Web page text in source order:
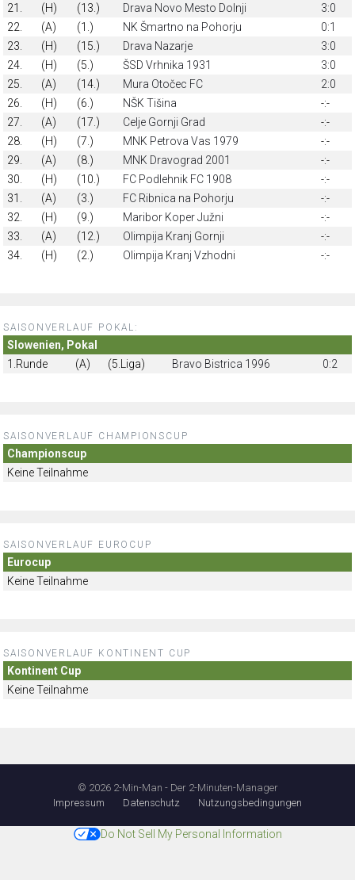
21.
(H) (13.) Drava Novo Mesto Dolnji
3:0
22.
(A) (1.) NK Šmartno na Pohorju
0:1
23.
(H) (15.) Drava Nazarje
3:0
24.
(H) (5.) ŠSD Vrhnika 1931
3:0
25.
(A) (14.) Mura Otočec FC
2:0
26.
(H) (6.) NŠK Tišina
-:-
27.
(A) (17.) Celje Gornji Grad
-:-
28.
(H) (7.) MNK Petrova Vas 1979
-:-
29.
(A) (8.) MNK Dravograd 2001
-:-
30.
(H) (10.) FC Podlehnik FC 1908
-:-
31.
(A) (3.) FC Ribnica na Pohorju
-:-
32.
(H) (9.) Maribor Koper Južni
-:-
33.
(A) (12.) Olimpija Kranj Gornji
-:-
34.
(H) (2.) Olimpija Kranj Vzhodni -:-
SAISONVERLAUF POKAL:
Slowenien, Pokal
1.Runde
(A) (5.Liga) Bravo Bistrica 1996 0:2
SAISONVERLAUF CHAMPIONSCUP
Championscup
Keine Teilnahme
SAISONVERLAUF EUROCUP
Eurocup
Keine Teilnahme
SAISONVERLAUF KONTINENT CUP
Kontinent Cup
Keine Teilnahme
© 2026 2-Min-Man - Der 2-Minuten-Manager
Impressum
Datenschutz Nutzungsbedingungen
Do Not Sell My Personal Information